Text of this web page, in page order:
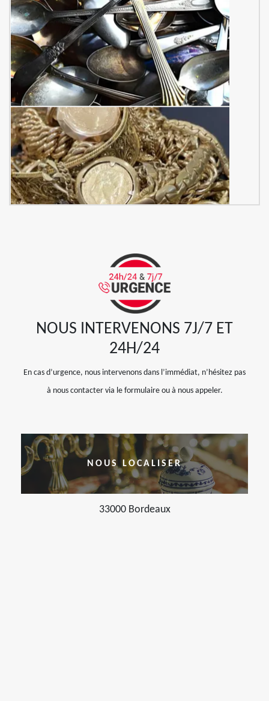
NOUS INTERVENONS 7J/7 ET
24H/24
En cas d’urgence, nous intervenons dans l’immédiat, n’hésitez pas
à nous contacter via le formulaire ou à nous appeler.
NOUS LOCALISER
33000 Bordeaux